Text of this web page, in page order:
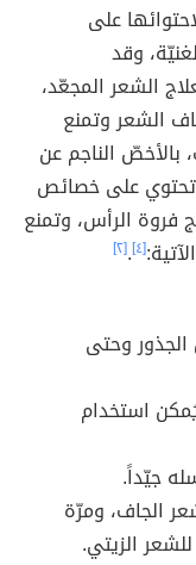
على
وقد
الشعر المجعّد،
الشعر وتمنع
بالأخصّ الناجم عن
تحتوي على خصائص
فروة الرأس، وتمنع
[٤] .[٢]
وحتى
استخدام
للشعر الجاف، ومرّة
الزيتي.